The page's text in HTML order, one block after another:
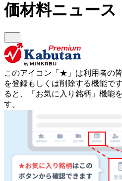
価材料ニュース
このアイコン 「★」 は利用者の
を登録もしくは削除する機能です
ると、「お気に入り銘柄」機能
す。